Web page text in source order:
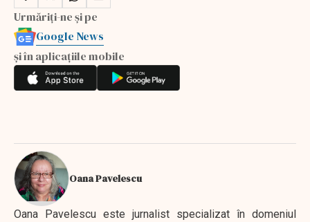
Urmăriți-ne și pe
Google News
și în aplicațiile mobile
Oana Pavelescu
Oana Pavelescu este jurnalist specializat în domeniul